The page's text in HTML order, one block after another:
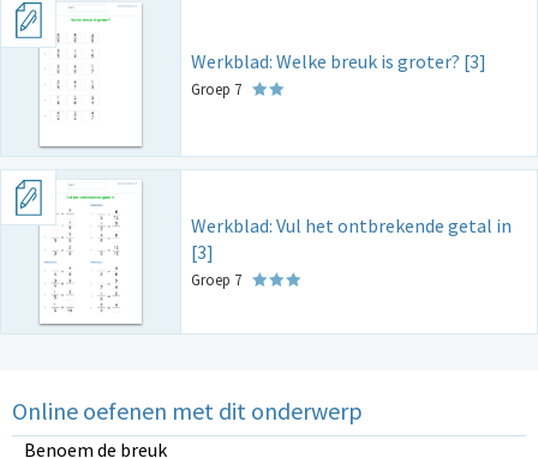
Werkblad: Welke breuk is groter? [3]
Groep 7
Werkblad: Vul het ontbrekende getal in
[3]
Groep 7
Online oefenen met dit onderwerp
Benoem de breuk